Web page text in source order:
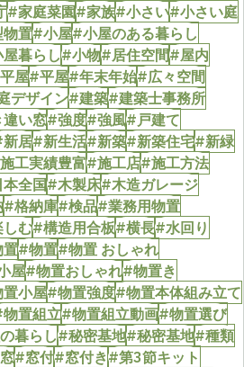
#家庭菜園#家族#小さい#小さい庭
置#小屋#小屋のある暮らし
暮らし#小物#居住空間#屋内
屋#平屋#年末年始#広々空間
デザイン#建築#建築士事務所
い窓#強度#強風#戸建て
居#新生活#新築#新築住宅#新緑
工実績豊富#施工店#施工方法
全国#木製床#木造ガレージ
#格納庫#検品#業務用物置
む#構造用合板#横長#水回り
#物置#物置 おしゃれ
屋#物置おしゃれ#物置き
小屋#物置強度#物置本体組み立て
置組立#物置組立動画#物置選び
暮らし#秘密基地#秘密基地#種類
#窓付#窓付き#第3節キット